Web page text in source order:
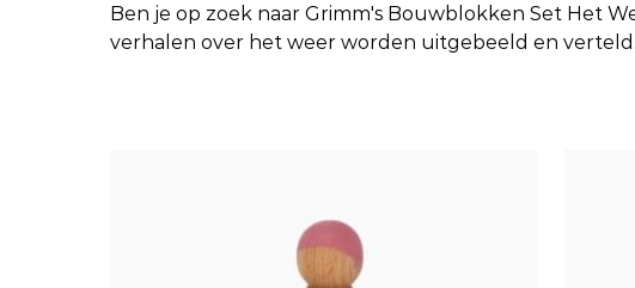
Ben je op zoek naar Grimm's Bouwblokken Set Het
verhalen over het weer worden uitgebeeld en verteld.